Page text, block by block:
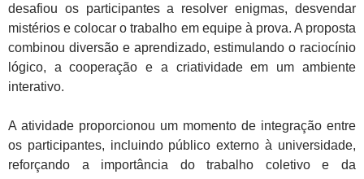
desafiou os participantes a resolver enigmas, desvendar
mistérios e colocar o trabalho em equipe à prova. A proposta
combinou diversão e aprendizado, estimulando o raciocínio
lógico, a cooperação e a criatividade em um ambiente
interativo.
A atividade proporcionou um momento de integração entre
os participantes, incluindo público externo à universidade,
reforçando a importância do trabalho coletivo e da